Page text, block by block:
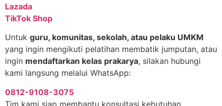
Lazada
TikTok Shop
Untuk guru, komunitas, sekolah, atau pelaku UMKM
yang ingin mengikuti pelatihan membatik jumputan, atau
ingin mendaftarkan kelas prakarya, silakan hubungi
kami langsung melalui WhatsApp:
0812-9108-3075
Tim kami siap membantu konsultasi kebutuhan